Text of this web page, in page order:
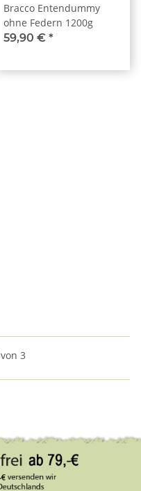
Bracco Entendummy
ohne Federn 1200g
59,90 € *
3